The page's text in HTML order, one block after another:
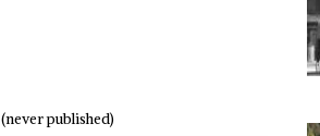
(never published)